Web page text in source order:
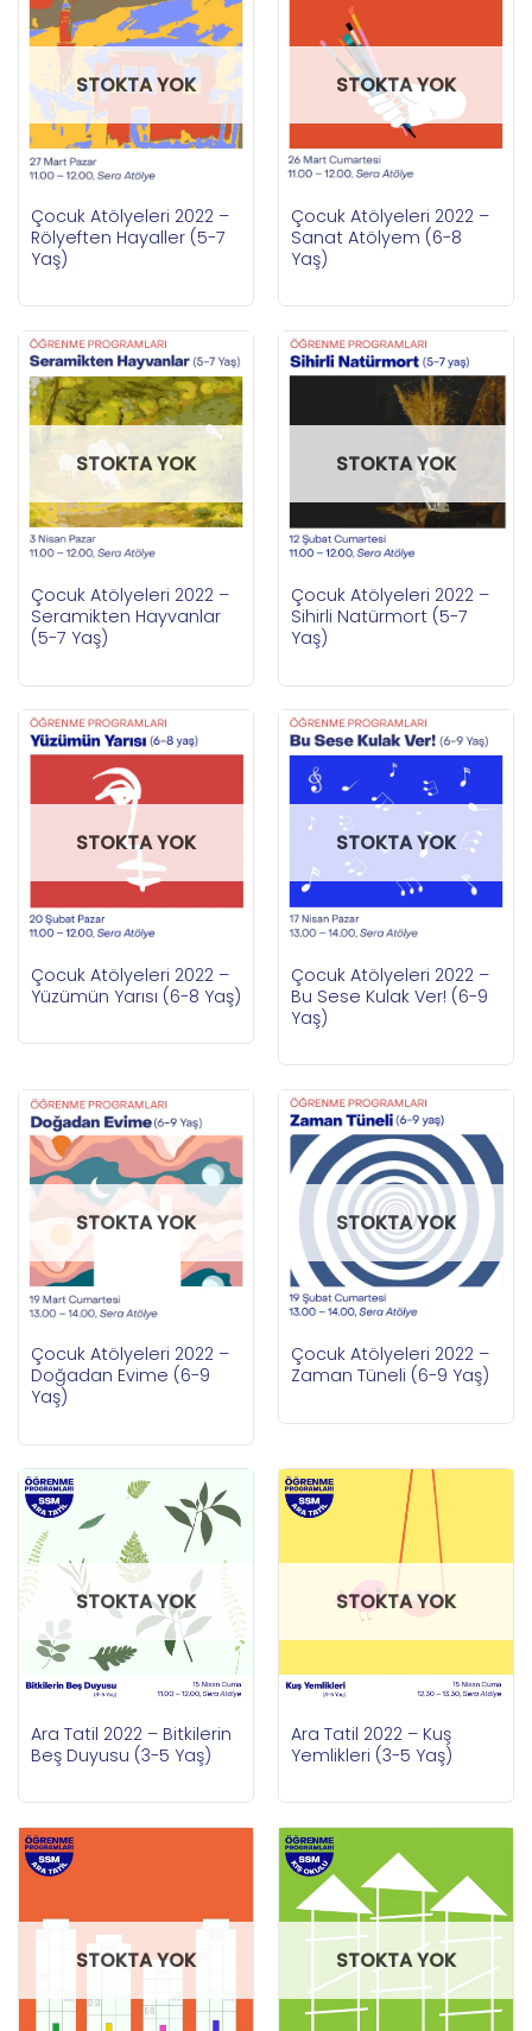
STOKTA YOK
Çocuk Atölyeleri 2022 –
Rölyeften Hayaller (5-7
Yaş)
STOKTA YOK
Çocuk Atölyeleri 2022 –
Sanat Atölyem (6-8
Yaş)
STOKTA YOK
Çocuk Atölyeleri 2022 –
Seramikten Hayvanlar
(5-7 Yaş)
STOKTA YOK
Çocuk Atölyeleri 2022 –
Sihirli Natürmort (5-7
Yaş)
STOKTA YOK
Çocuk Atölyeleri 2022 –
Yüzümün Yarısı (6-8 Yaş)
STOKTA YOK
Çocuk Atölyeleri 2022 –
Bu Sese Kulak Ver! (6-9
Yaş)
STOKTA YOK
Çocuk Atölyeleri 2022 –
Doğadan Evime (6-9
Yaş)
STOKTA YOK
Çocuk Atölyeleri 2022 –
Zaman Tüneli (6-9 Yaş)
STOKTA YOK
Ara Tatil 2022 – Bitkilerin
Beş Duyusu (3-5 Yaş)
STOKTA YOK
Ara Tatil 2022 – Kuş
Yemlikleri (3-5 Yaş)
STOKTA YOK STOKTA YOK